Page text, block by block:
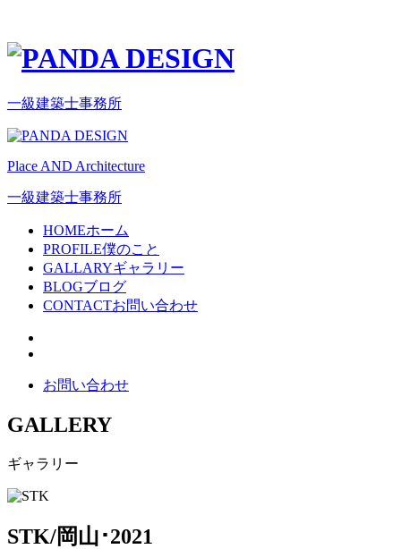
一級建築士事務所
Place AND Architecture
一級建築士事務所
HOMEホーム
PROFILE僕のこと
GALLARYギャラリー
BLOGブログ
CONTACTお問い合わせ
お問い合わせ
GALLERY
ギャラリー
STK/岡山･2021